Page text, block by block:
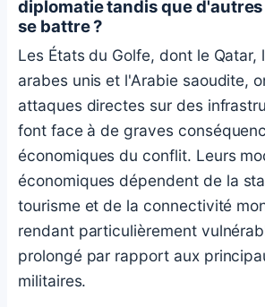
diplomatie tandis que
se battre ?
Les États du Golfe, dont le Qatar,
arabes unis et l'Arabie saoudite,
attaques directes sur des
font face à de graves
économiques du conflit. Leurs
économiques dépendent de la
tourisme et de la connectivité
rendant particulièrement
prolongé par rapport aux
militaires.